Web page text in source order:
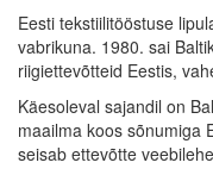
Eesti tekstiilitööstuse
vabrikuna. 1980. sai
riigiettevõtteid Eestis,
Käesoleval sajandil on
maailma koos sõnumiga
seisab ettevõtte